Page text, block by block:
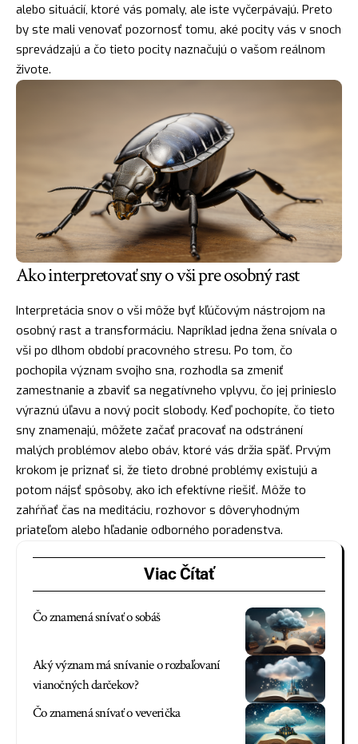
alebo situácií, ktoré vás pomaly, ale iste vyčerpávajú. Preto
by ste mali venovať pozornosť tomu, aké pocity vás v snoch
sprevádzajú a čo tieto pocity naznačujú o vašom reálnom
živote.
Ako interpretovať sny o vši pre osobný rast
Interpretácia snov o vši môže byť kľúčovým nástrojom na
osobný rast a transformáciu. Napríklad jedna žena snívala o
vši po dlhom období pracovného stresu. Po tom, čo
pochopila význam svojho sna, rozhodla sa zmeniť
zamestnanie a zbaviť sa negatívneho vplyvu, čo jej prinieslo
výraznú úľavu a nový pocit slobody. Keď pochopíte, čo tieto
sny znamenajú, môžete začať pracovať na odstránení
malých problémov alebo obáv, ktoré vás držia späť. Prvým
krokom je priznať si, že tieto drobné problémy existujú a
potom nájsť spôsoby, ako ich efektívne riešiť. Môže to
zahŕňať čas na meditáciu, rozhovor s dôveryhodným
priateľom alebo hľadanie odborného poradenstva.
Viac Čítať
Čo znamená snívať o sobáš
Aký význam má snívanie o rozbaľovaní
vianočných darčekov?
Čo znamená snívať o veverička